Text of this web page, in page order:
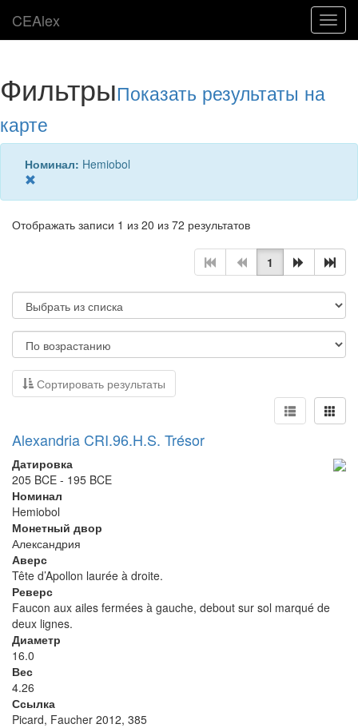
CEAlex
ФильтрыПоказать результаты на
карте
Номинал: Hemiobol
Отображать записи 1 из 20 из 72 результатов
1
Сортировать результаты
Alexandria CRI.96.H.S. Trésor
Датировка
205 BCE - 195 BCE
Номинал
Hemiobol
Монетный двор
Александрия
Аверс
Tête d’Apollon laurée à droite.
Реверс
Faucon aux ailes fermées à gauche, debout sur sol marqué de
deux lignes.
Диаметр
16.0
Вес
4.26
Ссылка
Picard, Faucher 2012, 385